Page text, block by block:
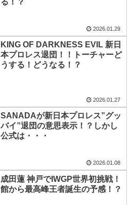
る！？
2026.01.29
KING OF DARKNESS EVIL 新日
本プロレス退団！！トーチャーど
うする！どうなる！？
2026.01.27
SANADAが新日本プロレス”グッ
バイ”退団の意思表示！？しかし
公式は・・・
2026.01.08
成田蓮 神戸でIWGP世界初挑戦！
館から最高峰王者誕生の予感！？